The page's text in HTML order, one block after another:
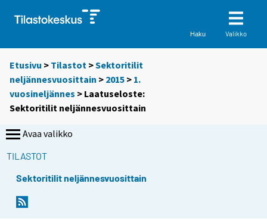
Haku Valikko
Etusivu > Tilastot >Sektoritilit
neljännesvuosittain > 2015 > 1.
vuosineljännes > Laatuseloste:
Sektoritilit neljännesvuosittain
Avaa valikko
TILASTOT
Sektoritilit neljännesvuosittain